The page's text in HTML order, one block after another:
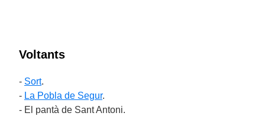
Voltants
- Sort.
- La Pobla de Segur.
- El pantà de Sant Antoni.